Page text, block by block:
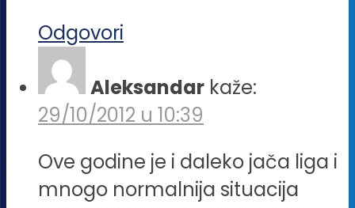
Odgovori
Aleksandar kaže:
29/10/2012 u 10:39
Ove godine je i daleko jača liga i
mnogo normalnija situacija